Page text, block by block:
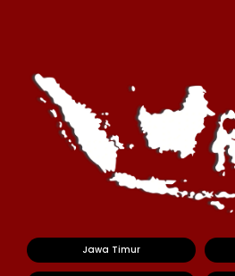
Jawa Timur